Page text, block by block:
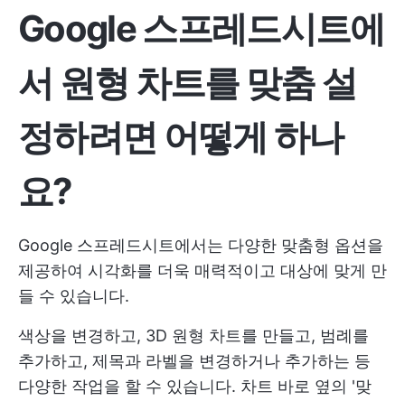
Google 스프레드시트에
서 원형 차트를 맞춤 설
정하려면 어떻게 하나
요?
Google 스프레드시트에서는 다양한 맞춤형 옵션을
제공하여 시각화를 더욱 매력적이고 대상에 맞게 만
들 수 있습니다.
색상을 변경하고, 3D 원형 차트를 만들고, 범례를
추가하고, 제목과 라벨을 변경하거나 추가하는 등
다양한 작업을 할 수 있습니다. 차트 바로 옆의 '맞